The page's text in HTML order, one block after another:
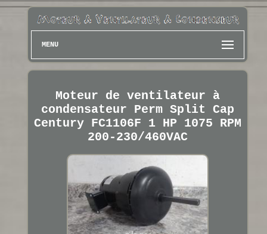
MENU
Moteur de ventilateur à
condensateur Perm Split Cap
Century FC1106F 1 HP 1075 RPM
200-230/460VAC